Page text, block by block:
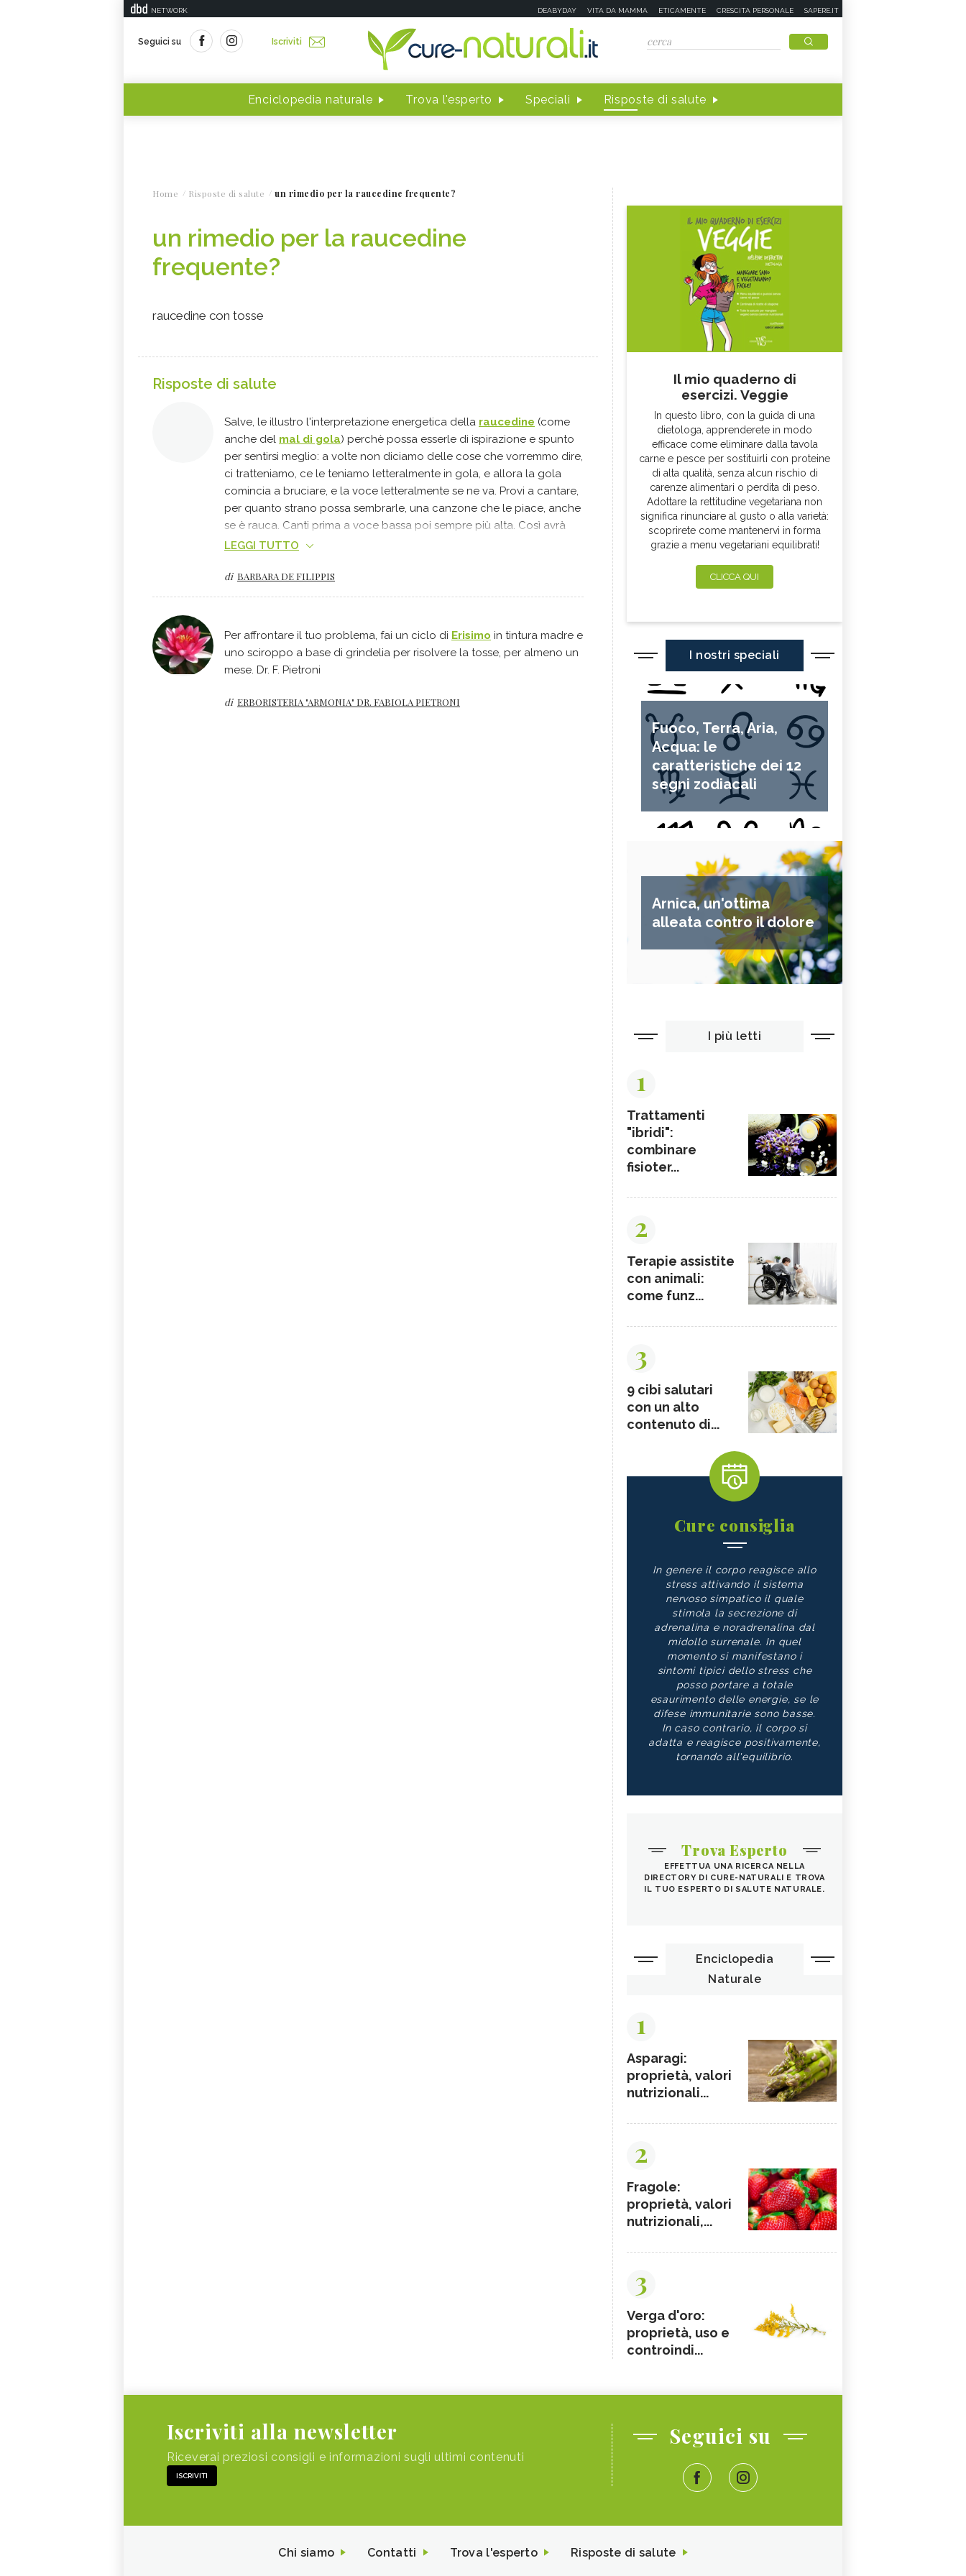
NETWORK DEABYDAY VITA DA MAMMA ETICAMENTE CRESCITA PERSONALE SAPERE.IT
Seguici su Iscriviti
Enciclopedia naturale Trova l'esperto Speciali Risposte di salute
Home Risposte di salute un rimedio per la raucedine frequente?
un rimedio per la raucedine
frequente?
raucedine con tosse
Risposte di salute
Salve, le illustro l'interpretazione energetica della raucedine (come
anche del mal di gola) perchè possa esserle di ispirazione e spunto
per sentirsi meglio: a volte non diciamo delle cose che vorremmo dire,
ci tratteniamo, ce le teniamo letteralmente in gola, e allora la gola
comincia a bruciare, e la voce letteralmente se ne va. Provi a cantare,
per quanto strano possa sembrarle, una canzone che le piace, anche
se è rauca. Canti prima a voce bassa poi sempre più alta. Così avrà
modo di esprimere tangenzialmente quello che le è rimasto non detto
ha invece tenuto dentro.
LEGGI TUTTO
di BARBARA DE FILIPPIS
Per affrontare il tuo problema, fai un ciclo di Erisimo in tintura madre e
uno sciroppo a base di grindelia per risolvere la tosse, per almeno un
mese. Dr. F. Pietroni
di ERBORISTERIA "ARMONIA" DR. FABIOLA PIETRONI
Il mio quaderno di
esercizi. Veggie
In questo libro, con la guida di una
dietologa, apprenderete in modo
efficace come eliminare dalla tavola
carne e pesce per sostituirli con proteine
di alta qualità, senza alcun rischio di
carenze alimentari o perdita di peso.
Adottare la rettitudine vegetariana non
significa rinunciare al gusto o alla varietà:
scoprirete come mantenervi in forma
grazie a menu vegetariani equilibrati!
CLICCA QUI
I nostri speciali
Fuoco, Terra, Aria,
Acqua: le
caratteristiche dei 12
segni zodiacali
Arnica, un'ottima
alleata contro il dolore
I più letti
1
Trattamenti
"ibridi":
combinare
fisioter...
2
Terapie assistite
con animali:
come funz...
3
9 cibi salutari
con un alto
contenuto di...
Cure consiglia
In genere il corpo reagisce allo
stress attivando il sistema
nervoso simpatico il quale
stimola la secrezione di
adrenalina e noradrenalina dal
midollo surrenale. In quel
momento si manifestano i
sintomi tipici dello stress che
posso portare a totale
esaurimento delle energie, se le
difese immunitarie sono basse.
In caso contrario, il corpo si
adatta e reagisce positivamente,
tornando all'equilibrio.
Trova Esperto
EFFETTUA UNA RICERCA NELLA
DIRECTORY DI CURE-NATURALI E TROVA
IL TUO ESPERTO DI SALUTE NATURALE.
Enciclopedia
Naturale
1
Asparagi:
proprietà, valori
nutrizionali...
2
Fragole:
proprietà, valori
nutrizionali,...
3
Verga d'oro:
proprietà, uso e
controindi...
Iscriviti alla newsletter
Riceverai preziosi consigli e informazioni sugli ultimi contenuti
ISCRIVITI
Seguici su
Chi siamo Contatti Trova l'esperto Risposte di salute